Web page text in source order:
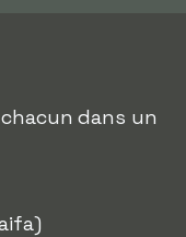
dans un